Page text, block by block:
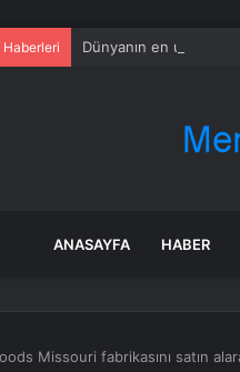
Dünyanın en uzun
ANASAYFA HABER
Missouri fabrikasını satın